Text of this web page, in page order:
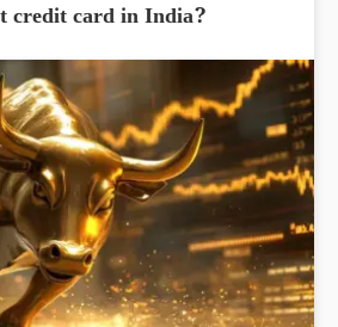
credit card in India?